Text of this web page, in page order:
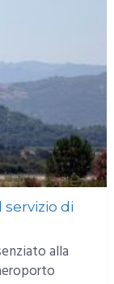
di
alla